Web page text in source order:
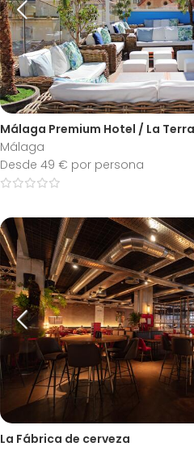
Málaga Premium Hotel / La
Málaga
Desde 49 € por persona
La Fábrica de cerveza